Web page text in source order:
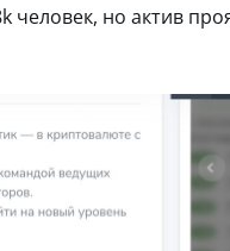
но актив